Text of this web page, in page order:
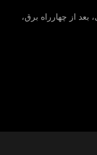
بعد از چهارراه برق،